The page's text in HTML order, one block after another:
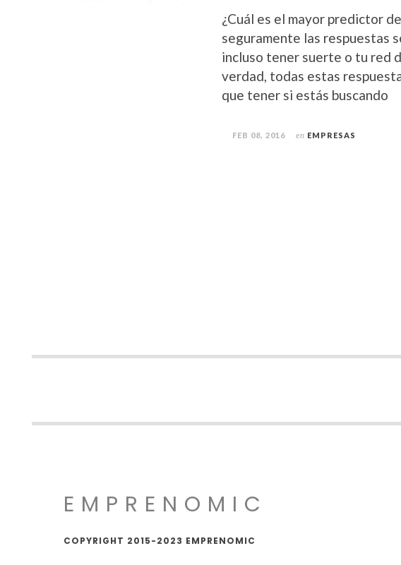
¿Cuál es el mayor predictor
seguramente las respuestas
incluso tener suerte o tu red
verdad, todas estas
que tener si estás buscando
FEB 08, 2016 en EMPRESAS
EMPRENOMIC
COPYRIGHT 2015-2023 EMPRENOMIC